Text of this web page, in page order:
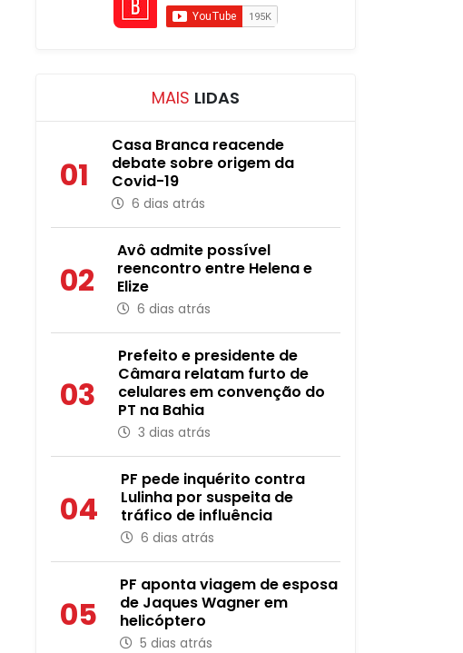
MAIS LIDAS
01
Casa Branca reacende
debate sobre origem da
Covid-19
6 dias atrás
02
Avô admite possível
reencontro entre Helena e
Elize
6 dias atrás
03
Prefeito e presidente de
Câmara relatam furto de
celulares em convenção do
PT na Bahia
3 dias atrás
04
PF pede inquérito contra
Lulinha por suspeita de
tráfico de influência
6 dias atrás
05
PF aponta viagem de esposa
de Jaques Wagner em
helicóptero
5 dias atrás